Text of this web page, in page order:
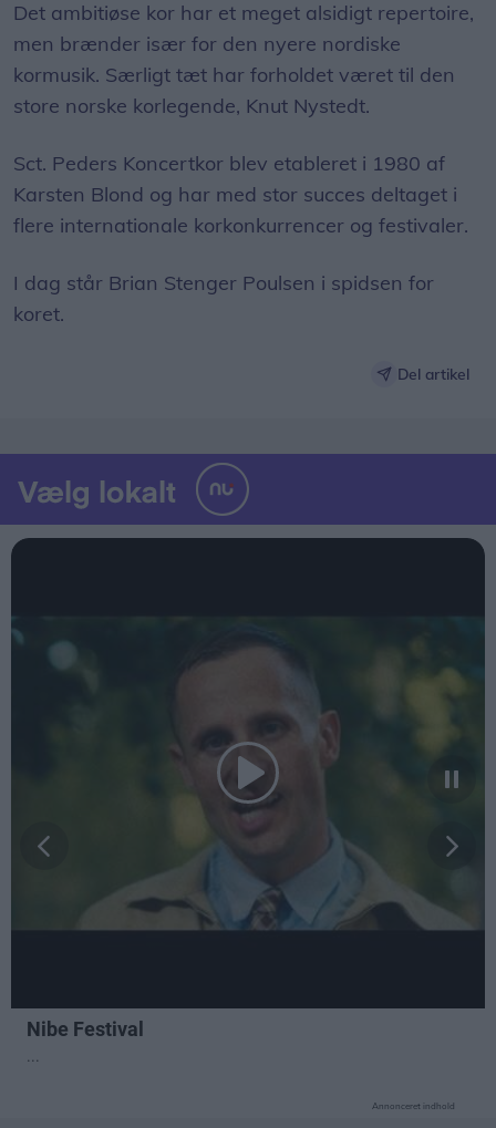
Det ambitiøse kor har et meget alsidigt repertoire,
men brænder især for den nyere nordiske
kormusik. Særligt tæt har forholdet været til den
store norske korlegende, Knut Nystedt.
Sct. Peders Koncertkor blev etableret i 1980 af
Karsten Blond og har med stor succes deltaget i
flere internationale korkonkurrencer og festivaler.
I dag står Brian Stenger Poulsen i spidsen for
koret.
Del artikel
Annonceret indhold